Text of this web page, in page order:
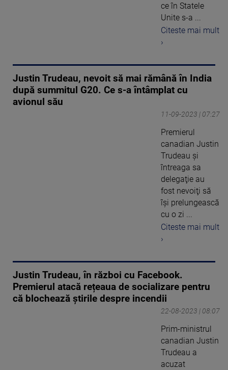
ce în Statele
Unite s-a ...
Citeste mai mult
›
Justin Trudeau, nevoit să mai rămână în India
după summitul G20. Ce s-a întâmplat cu
avionul său
11-09-2023 | 07:27
Premierul
canadian Justin
Trudeau şi
întreaga sa
delegaţie au
fost nevoiţi să
îşi prelungească
cu o zi ...
Citeste mai mult
›
Justin Trudeau, în război cu Facebook.
Premierul atacă rețeaua de socializare pentru
că blochează știrile despre incendii
22-08-2023 | 08:07
Prim-ministrul
canadian Justin
Trudeau a
acuzat